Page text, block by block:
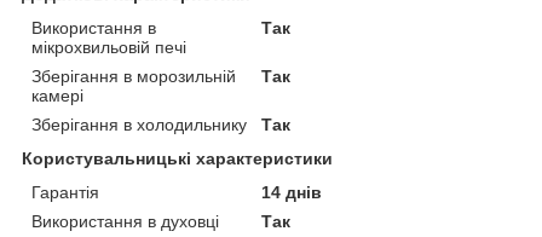
Використання в
мікрохвильовій печі
Так
Зберігання в морозильній
камері
Так
Зберігання в холодильнику
Так
Користувальницькі характеристики
Гарантія
14 днів
Використання в духовці
Так